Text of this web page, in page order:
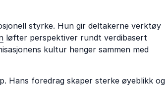
styrke. Hun gir deltakerne verktøy
løfter perspektiver rundt verdibasert
kultur henger sammen med
Hans foredrag skaper sterke øyeblikk og